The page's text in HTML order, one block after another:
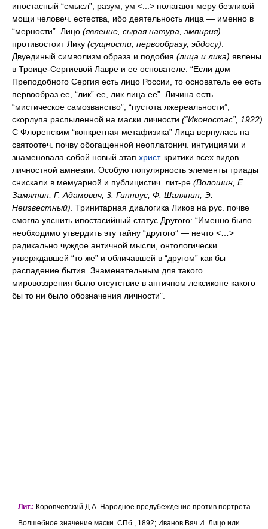
ипостасный “смысл”, разум, ум <...> полагают меру безликой
мощи человеч. естества, ибо деятельность лица — именно в
“мерности”. Лицо (явление, сырая натура, эмпирия)
противостоит Лику (сущности, первообразу, эйдосу)
Двуединый символизм образа и подобия (лица и лика) явлены
в Троице-Сергиевой Лавре и ее основателе: “Если дом
Преподобного Сергия есть лицо России, то основатель ее есть
первообраз ее, “лик” ее, лик лица ее”. Личина есть
“мистическое самозванство”, “пустота лжереальности”,
скорлупа распыленной на маски личности (“Иконостас”, 1922)
С Флоренским “конкретная метафизика” Лица вернулась на
святоотеч. почву обогащенной неоплатонич. интуициями и
знаменовала собой новый этап христ. критики всех видов
личностной амнезии. Особую популярность элементы триады
снискали в мемуарной и публицистич. лит-ре (Волошин, Е.
Замятин, Г. Адамович, 3. Гиппиус, Ф. Шаляпин, Э.
Неизвестный) . Тринитарная диалогика Ликов на рус. почве
смогла уяснить ипостасийный статус Другого: “Именно было
необходимо утвердить эту тайну “другого” — нечто <…>
радикально чуждое античной мысли, онтологически
утверждавшей “то же” и обличавшей в “другом” как бы
распадение бытия. Знаменательным для такого
мировоззрения было отсутствие в античном лексиконе какого
бы то ни было обозначения личности”.
Лит.: Коропчевский Д.А. Народное предубеждение против портрета...
Волшебное значение маски. СПб., 1892; Иванов Вяч.И. Лицо или